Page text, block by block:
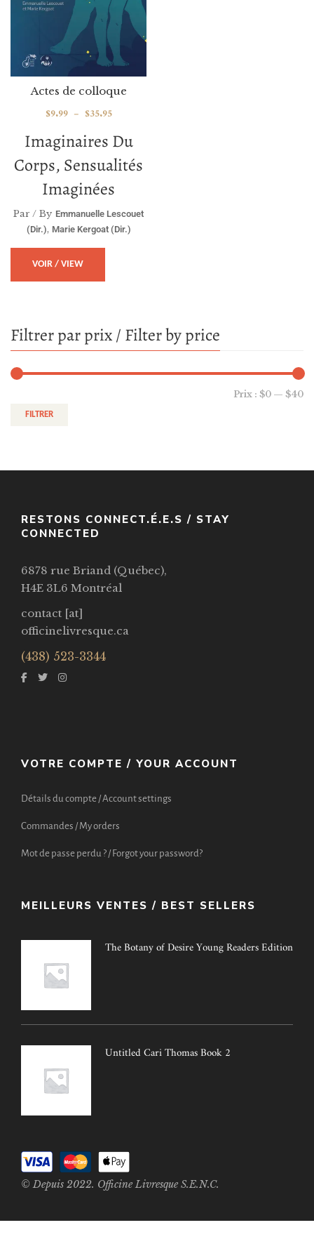
Imaginaires Du
Corps, Sensualités
Imaginées
Actes de colloque
$9.99 – $35.95
Par / By Emmanuelle Lescouet
(dir.), Marie Kergoat (dir.)
VOIR / VIEW
Filtrer par prix / Filter by price
FILTRER
Prix : $0 — $40
RESTONS CONNECT.É.E.S / STAY
CONNECTED
6878 rue Briand (Québec),
H4E 3L6 Montréal
contact [at]
officinelivresque.ca
(438) 523-3344
VOTRE COMPTE / YOUR ACCOUNT
Détails du compte / Account settings
Commandes / My orders
Mot de passe perdu ? / Forgot your password?
MEILLEURS VENTES / BEST SELLERS
The Botany of Desire Young Readers Edition
Untitled Cari Thomas Book 2
© Depuis 2022. Officine Livresque S.E.N.C.